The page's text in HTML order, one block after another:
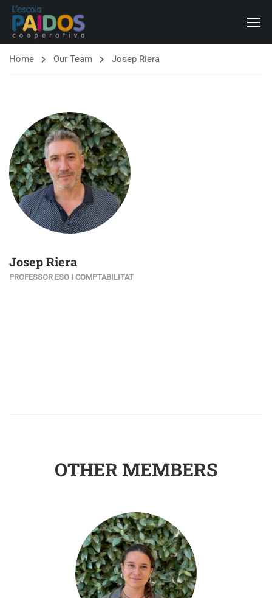
Home Our Team Josep Riera
Josep Riera
PROFESSOR ESO I COMPTABILITAT
OTHER MEMBERS